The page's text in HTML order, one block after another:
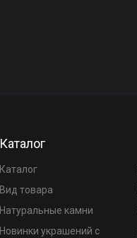
Каталог
Каталог
Вид товара
Натуральные камни
Новинки украшений с